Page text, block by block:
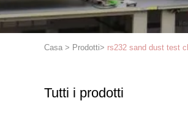
Casa > Prodotti> rs232 sand dust test
Tutti i prodotti